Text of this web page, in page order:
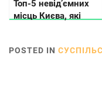
Топ-5 невід’ємних
місць Києва, які
POSTED IN